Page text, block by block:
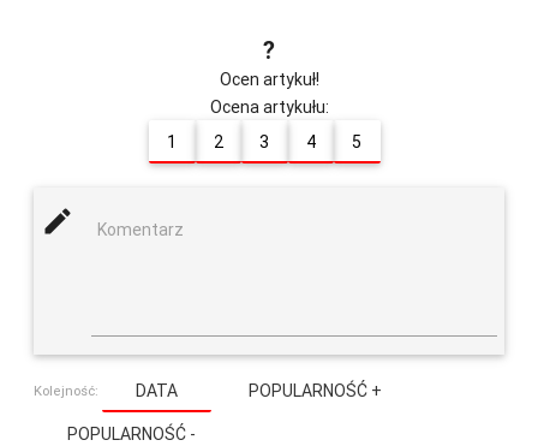
?
Ocen artykuł!
Ocena artykułu:
1
2 3 4 5
mode_edit Komentarz
Kolejność: DATA
POPULARNOŚĆ +
POPULARNOŚĆ -